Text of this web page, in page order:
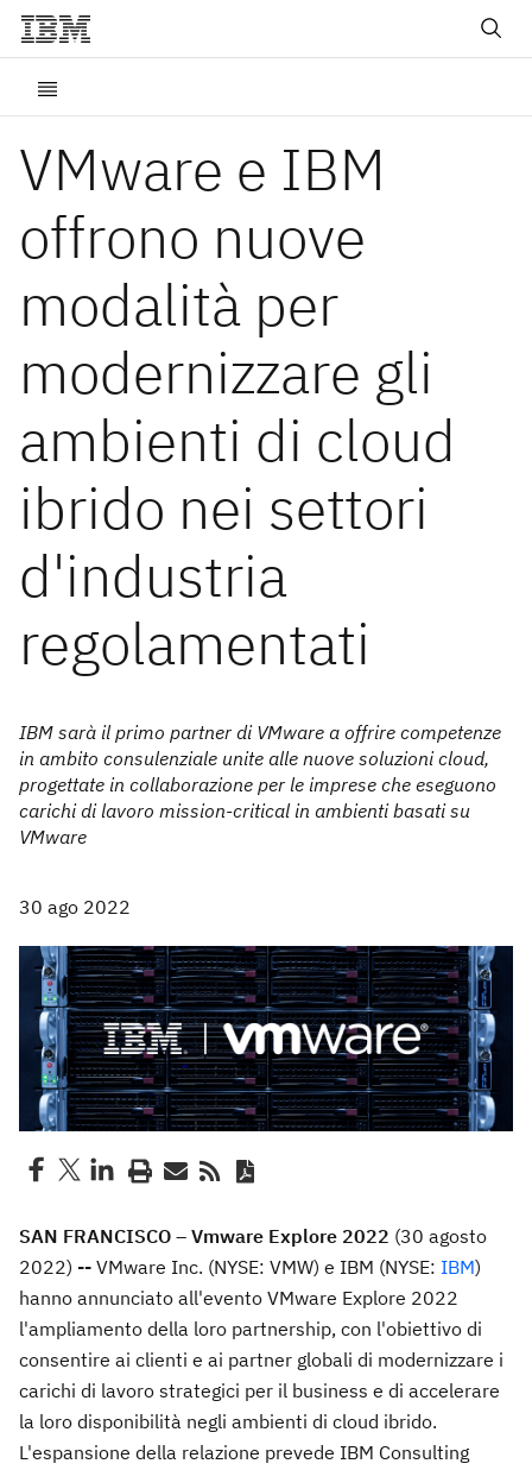
VMware e IBM
offrono nuove
modalità per
modernizzare gli
ambienti di cloud
ibrido nei settori
d'industria
regolamentati
IBM sarà il primo partner di VMware a offrire competenze
in ambito consulenziale unite alle nuove soluzioni cloud,
progettate in collaborazione per le imprese che eseguono
carichi di lavoro mission-critical in ambienti basati su
VMware
30 ago 2022
SAN FRANCISCO – Vmware Explore 2022 (30 agosto
2022) -- VMware Inc. (NYSE: VMW) e IBM (NYSE: IBM)
hanno annunciato all'evento VMware Explore 2022
l'ampliamento della loro partnership, con l'obiettivo di
consentire ai clienti e ai partner globali di modernizzare i
carichi di lavoro strategici per il business e di accelerare
la loro disponibilità negli ambienti di cloud ibrido.
L'espansione della relazione prevede IBM Consulting